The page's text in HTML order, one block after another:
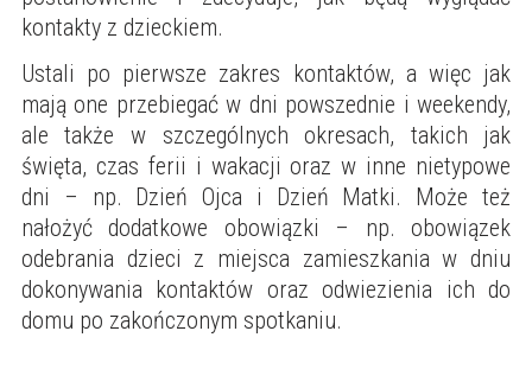
kontakty z dzieckiem.
Ustali po pierwsze zakres kontaktów, a więc jak
mają one przebiegać w dni powszednie i weekendy,
ale także w szczególnych okresach, takich jak
święta, czas ferii i wakacji oraz w inne nietypowe
dni – np. Dzień Ojca i Dzień Matki. Może też
nałożyć dodatkowe obowiązki – np. obowiązek
odebrania dzieci z miejsca zamieszkania w dniu
dokonywania kontaktów oraz odwiezienia ich do
domu po zakończonym spotkaniu.